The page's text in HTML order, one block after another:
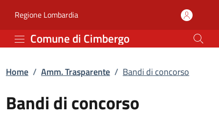
Bandi di concorso |
Regione Lombardia(apre in un'altra scheda).
Comune di Cimbergo
Home / Amm. Trasparente / Bandi di concorso
Bandi di concorso